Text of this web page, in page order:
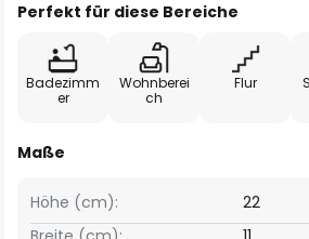
Perfekt für diese Bereiche
Badezimm
er
Wohnberei
ch
Flur
Maße
Höhe (cm): 22